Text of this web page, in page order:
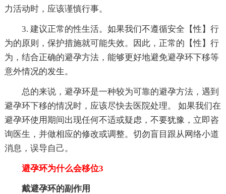
力活动时，应该谨慎行事。
3. 建议正常的性生活。如果我们不遵循安全【性】行
为的原则，保护措施就可能失效。因此，正常的【性】行
为，结合正确的避孕方法，能够更好地避免避孕环下移等
意外情况的发生。
总的来说，避孕环是一种较为可靠的避孕方法，遇到
避孕环下移的情况时，应该尽快去医院处理。 如果我们在
避孕环使用期间出现任何不适或疑虑，不要犹豫，立即咨
询医生，并做相应的修改或调整。切勿盲目跟从网络小道
消息，误导自己。
避孕环为什么会移位3
戴避孕环的副作用